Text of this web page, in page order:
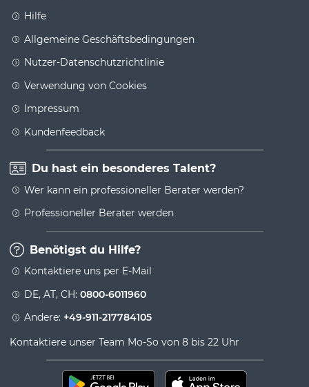
Hilfe
Allgemeine Geschäftsbedingungen
Nutzer-Datenschutzrichtlinie
Verwendung von Cookies
Impressum
Kundenfeedback
Du hast ein besonderes Talent?
Wer kann ein professioneller Berater werden?
Professioneller Berater werden
Benötigst du Hilfe?
Kontaktiere uns per E-Mail
DE, AT, CH: 0800-6011960
Andere: +49-911-217784105
Kontaktiere unser Team Mo-So von 8 bis 22 Uhr